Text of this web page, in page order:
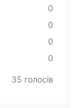
0
0
0
0
35 голосів